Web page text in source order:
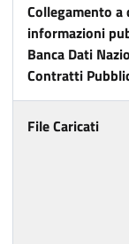
Collegamento a
informazioni
Banca Dati
Contratti
File Caricati